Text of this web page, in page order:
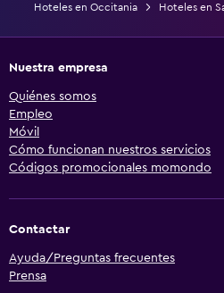
Hoteles en Occitania
Hoteles en
Nuestra empresa
Quiénes somos
Empleo
Móvil
Cómo funcionan nuestros servicios
Códigos promocionales momondo
Contactar
Ayuda/Preguntas frecuentes
Prensa